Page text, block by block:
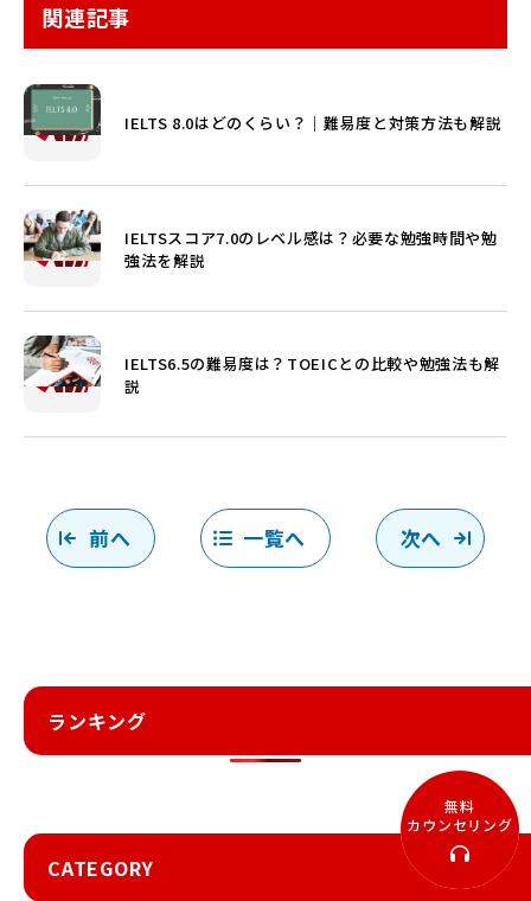
関連記事
IELTS 8.0はどのくらい？｜難易度と対策方法も解説
IELTSスコア7.0のレベル感は？必要な勉強時間や勉
強法を解説
IELTS6.5の難易度は？TOEICとの比較や勉強法も解
説
前へ 一覧へ 次へ
ランキング
CATEGORY
無料
カウンセリング